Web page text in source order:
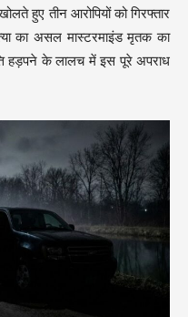
हुए तीन आरोपियों को गिरफ्तार
का असल मास्टरमाइंड मृतक का
हड़पने के लालच में इस पूरे अपराध